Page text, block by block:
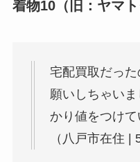
着物10（旧：ヤマ
宅配買取だっ
願いしちゃい
かり値をつけて
（八戸市在住 |